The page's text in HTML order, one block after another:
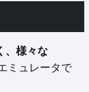
、様々な
ミュレータで